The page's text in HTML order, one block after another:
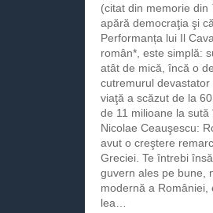
(citat din memorie din
apără democraţia şi
Performanța lui Il
român*, este simplă:
atât de mică, încă o
cutremurul
viaţă a scăzut de la
de 11 milioane la
Nicolae Ceauşescu:
avut o creştere
Greciei. Te întrebi
guvern ales pe bune,
modernă a
lea…